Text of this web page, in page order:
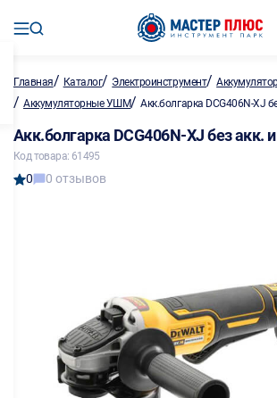
Главная/ Каталог/ Электроинструмент/
/ Аккумуляторные УШМ/Акк.болгарка DCG406N-XJ
Акк.болгарка DCG406N-XJ без акк.
Код товара: 61495
0 0 отзывов